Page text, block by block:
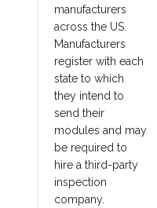
building program
began in 1973,
with the
implementation of
the Virginia
Industrialized
Building Unit and
Mobile Home
Safety
Regulations. Now
it’s leading the
country in